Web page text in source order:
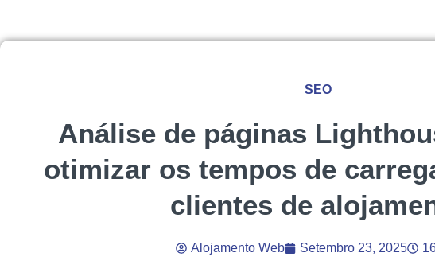
SEO
Análise de páginas
otimizar os tempos de
clientes de
Alojamento Web Setembro 23, 2025